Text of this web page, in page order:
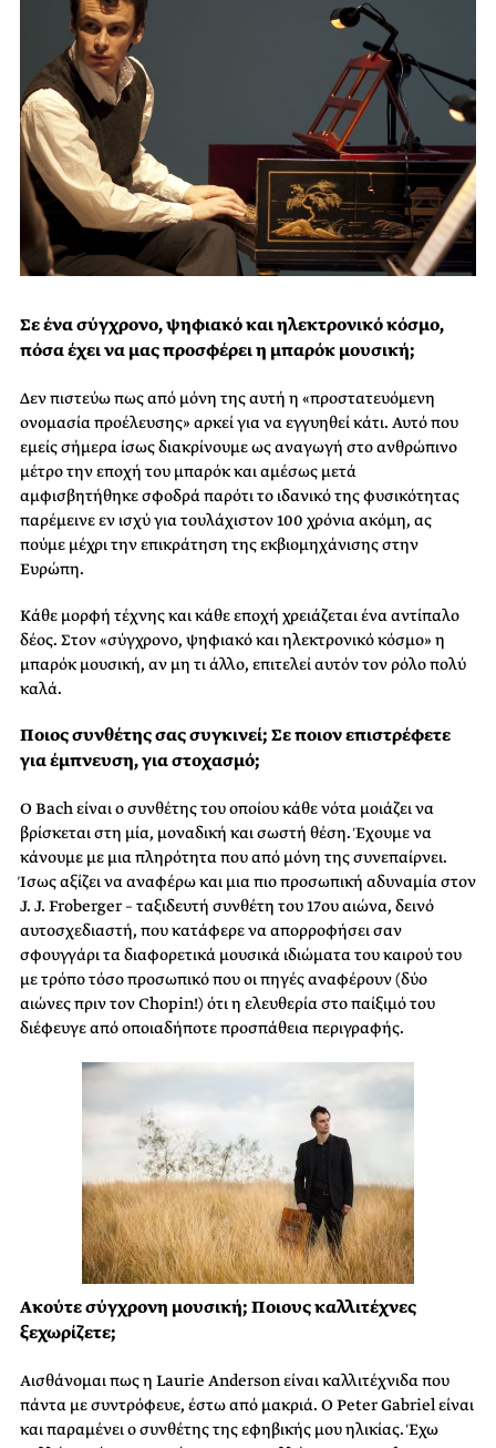
Σε ένα σύγχρονο, ψηφιακό και ηλεκτρονικό κόσμο,
πόσα έχει να μας προσφέρει η μπαρόκ μουσική;
Δεν πιστεύω πως από μόνη της αυτή η «προστατευόμενη
ονομασία προέλευσης» αρκεί για να εγγυηθεί κάτι. Αυτό που
εμείς σήμερα ίσως διακρίνουμε ως αναγωγή στο ανθρώπινο
μέτρο την εποχή του μπαρόκ και αμέσως μετά
αμφισβητήθηκε σφοδρά παρότι το ιδανικό της φυσικότητας
παρέμεινε εν ισχύ για τουλάχιστον 100 χρόνια ακόμη, ας
πούμε μέχρι την επικράτηση της εκβιομηχάνισης στην
Ευρώπη.
Κάθε μορφή τέχνης και κάθε εποχή χρειάζεται ένα αντίπαλο
δέος. Στον «σύγχρονο, ψηφιακό και ηλεκτρονικό κόσμο» η
μπαρόκ μουσική, αν μη τι άλλο, επιτελεί αυτόν τον ρόλο πολύ
καλά.
Ποιος συνθέτης σας συγκινεί; Σε ποιον επιστρέφετε
για έμπνευση, για στοχασμό;
Ο Bach είναι ο συνθέτης του οποίου κάθε νότα μοιάζει να
βρίσκεται στη μία, μοναδική και σωστή θέση. Έχουμε να
κάνουμε με μια πληρότητα που από μόνη της συνεπαίρνει.
Ίσως αξίζει να αναφέρω και μια πιο προσωπική αδυναμία στον
J. J. Froberger – ταξιδευτή συνθέτη του 17ου αιώνα, δεινό
αυτοσχεδιαστή, που κατάφερε να απορροφήσει σαν
σφουγγάρι τα διαφορετικά μουσικά ιδιώματα του καιρού του
με τρόπο τόσο προσωπικό που οι πηγές αναφέρουν (δύο
αιώνες πριν τον Chopin!) ότι η ελευθερία στο παίξιμό του
διέφευγε από οποιαδήποτε προσπάθεια περιγραφής.
Ακούτε σύγχρονη μουσική; Ποιους καλλιτέχνες
ξεχωρίζετε;
Αισθάνομαι πως η Laurie Anderson είναι καλλιτέχνιδα που
πάντα με συντρόφευε, έστω από μακριά. Ο Peter Gabriel είναι
και παραμένει ο συνθέτης της εφηβικής μου ηλικίας. Έχω